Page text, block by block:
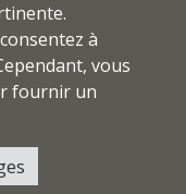
à
vous
fournir un